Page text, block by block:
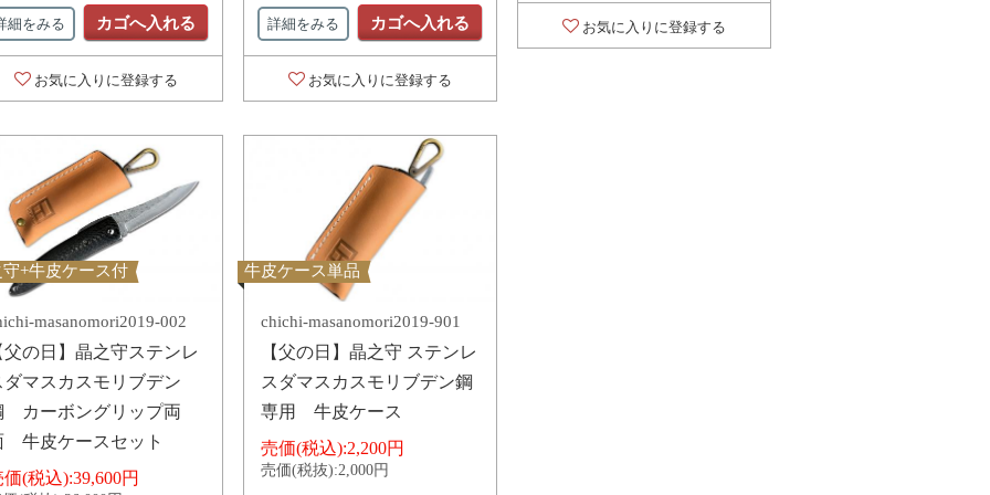
細をみる カゴへ入れる
お気に入りに登録する
詳細をみる カゴへ入れる
お気に入りに登録する
お気に入りに登録する
+牛皮ケース付
masanomori2019-002
父の日】晶之守ステンレ
ダマスカスモリブデン
カーボングリップ両
牛皮ケースセット
価(税込):39,600円
牛皮ケース単品
chichi-masanomori2019-901
【父の日】晶之守 ステンレ
スダマスカスモリブデン鋼
専用 牛皮ケース
売価(税込):2,200円
売価(税抜):2,000円